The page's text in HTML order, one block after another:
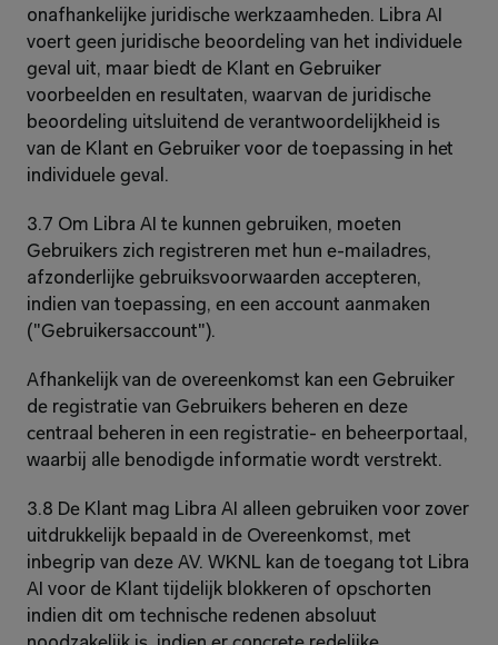
onafhankelijke juridische werkzaamheden. Libra AI
voert geen juridische beoordeling van het individuele
geval uit, maar biedt de Klant en Gebruiker
voorbeelden en resultaten, waarvan de juridische
beoordeling uitsluitend de verantwoordelijkheid is
van de Klant en Gebruiker voor de toepassing in het
individuele geval.
3.7 Om Libra AI te kunnen gebruiken, moeten
Gebruikers zich registreren met hun e-mailadres,
afzonderlijke gebruiksvoorwaarden accepteren,
indien van toepassing, en een account aanmaken
("Gebruikersaccount").
Afhankelijk van de overeenkomst kan een Gebruiker
de registratie van Gebruikers beheren en deze
centraal beheren in een registratie- en beheerportaal,
waarbij alle benodigde informatie wordt verstrekt.
3.8 De Klant mag Libra AI alleen gebruiken voor zover
uitdrukkelijk bepaald in de Overeenkomst, met
inbegrip van deze AV. WKNL kan de toegang tot Libra
AI voor de Klant tijdelijk blokkeren of opschorten
indien dit om technische redenen absoluut